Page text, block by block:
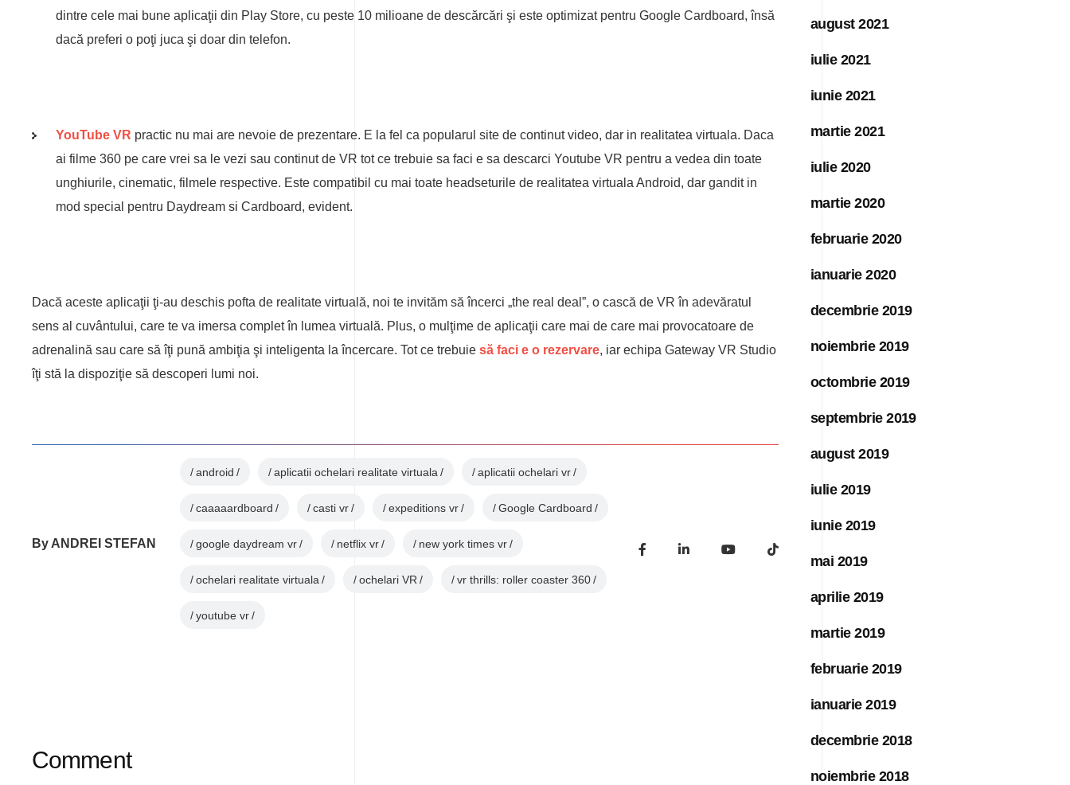
dintre cele mai bune aplicaţii din Play Store, cu peste 10 milioane de descărcări şi este optimizat pentru Google Cardboard, însă
dacă preferi o poţi juca şi doar din telefon.
YouTube VR practic nu mai are nevoie de prezentare. E la fel ca popularul site de continut video, dar in realitatea virtuala. Daca
ai filme 360 pe care vrei sa le vezi sau continut de VR tot ce trebuie sa faci e sa descarci Youtube VR pentru a vedea din toate
unghiurile, cinematic, filmele respective. Este compatibil cu mai toate headseturile de realitatea virtuala Android, dar gandit in
mod special pentru Daydream si Cardboard, evident.
Dacă aceste aplicaţii ţi-au deschis pofta de realitate virtuală, noi te invităm să încerci „the real deal”, o cască de VR în adevăratul
sens al cuvântului, care te va imersa complet în lumea virtuală. Plus, o mulţime de aplicaţii care mai de care mai provocatoare de
adrenalină sau care să îţi pună ambiţia şi inteligenta la încercare. Tot ce trebuie să faci e o rezervare, iar echipa Gateway VR Studio
îţi stă la dispoziţie să descoperi lumi noi.
By ANDREI STEFAN
android aplicatii ochelari realitate virtuala aplicatii ochelari vr
caaaaardboard casti vr expeditions vr Google Cardboard
google daydream vr netflix vr new york times vr
ochelari realitate virtuala ochelari VR vr thrills: roller coaster 360
youtube vr
Comment
august 2021
iulie 2021
iunie 2021
martie 2021
iulie 2020
martie 2020
februarie 2020
ianuarie 2020
decembrie 2019
noiembrie 2019
octombrie 2019
septembrie 2019
august 2019
iulie 2019
iunie 2019
mai 2019
aprilie 2019
martie 2019
februarie 2019
ianuarie 2019
decembrie 2018
noiembrie 2018